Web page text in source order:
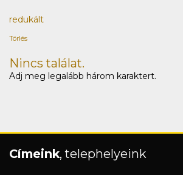
redukált
Törlés
Nincs találat.
Adj meg legalább három karaktert.
Címeink, telephelyeink